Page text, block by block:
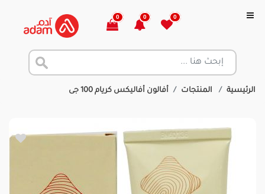
0
0
0
الرئيسية المنتجات أفالون أفاليكس كريام 100 جى